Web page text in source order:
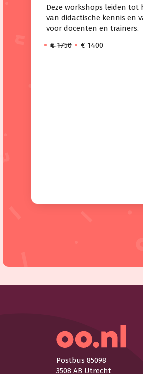
Deze workshops leiden tot
van didactische kennis en
voor docenten en trainers.
€ 1750
€ 1400
Postbus 85098
3508 AB Utrecht